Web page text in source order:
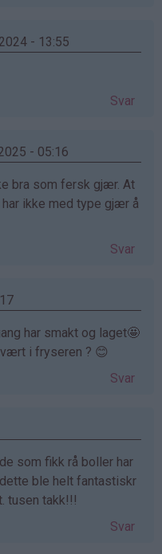
- 13:55
Svar
- 05:16
bra som fersk gjær. At
ikke med type gjær å
Svar
har smakt og laget🤩
vært i fryseren ? 😊
Svar
som fikk rå boller har
ble helt fantastiskr
tusen takk!!!
Svar